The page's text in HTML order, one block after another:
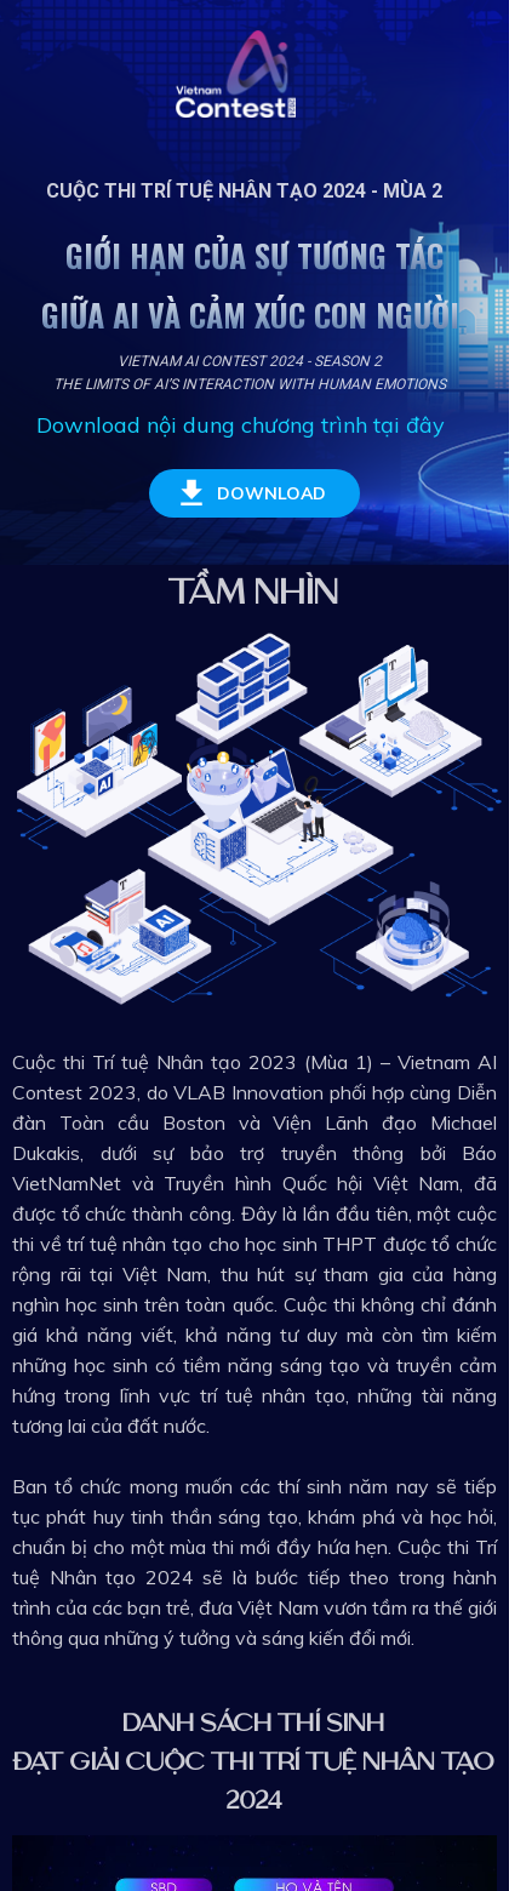
GIỚI HẠN CỦA SỰ TƯƠNG TÁC
CUỘC THI TRÍ TUỆ NHÂN TẠO 2024 - MÙA 2
VIETNAM AI CONTEST 2024 - SEASON 2
THE LIMITS OF AI’S INTERACTION WITH HUMAN EMOTIONS
GIỮA AI VÀ CẢM XÚC CON NGƯỜI
Download nội dung chương trình tại đây
DOWNLOAD
Cuộc thi Trí tuệ Nhân tạo 2023 (Mùa 1) – Vietnam AI
Contest 2023, do VLAB Innovation phối hợp cùng Diễn
đàn Toàn cầu Boston và Viện Lãnh đạo Michael
Dukakis, dưới sự bảo trợ truyền thông bởi Báo
VietNamNet và Truyền hình Quốc hội Việt Nam, đã
được tổ chức thành công. Đây là lần đầu tiên, một cuộc
thi về trí tuệ nhân tạo cho học sinh THPT được tổ chức
rộng rãi tại Việt Nam, thu hút sự tham gia của hàng
nghìn học sinh trên toàn quốc. Cuộc thi không chỉ đánh
giá khả năng viết, khả năng tư duy mà còn tìm kiếm
những học sinh có tiềm năng sáng tạo và truyền cảm
hứng trong lĩnh vực trí tuệ nhân tạo, những tài năng
tương lai của đất nước.
Ban tổ chức mong muốn các thí sinh năm nay sẽ tiếp
tục phát huy tinh thần sáng tạo, khám phá và học hỏi,
chuẩn bị cho một mùa thi mới đầy hứa hẹn. Cuộc thi Trí
tuệ Nhân tạo 2024 sẽ là bước tiếp theo trong hành
trình của các bạn trẻ, đưa Việt Nam vươn tầm ra thế giới
thông qua những ý tưởng và sáng kiến đổi mới.
TẦM NHÌN
DANH SÁCH THÍ SINH
ĐẠT GIẢI CUỘC THI TRÍ TUỆ NHÂN TẠO
2024